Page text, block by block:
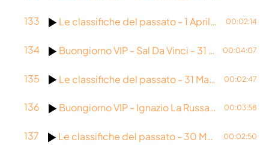
133 Le classifiche del passato - 1 Aprile 2026 00:02:14
134 Buongiorno VIP - Sal Da Vinci - 31 Marzo 2026 00:04:07
135 Le classifiche del passato - 31 Marzo 2026 00:02:47
136 Buongiorno VIP - Ignazio La Russa - 30 Marzo 2026 00:03:58
137 Le classifiche del passato - 30 Marzo 2026 00:02:50